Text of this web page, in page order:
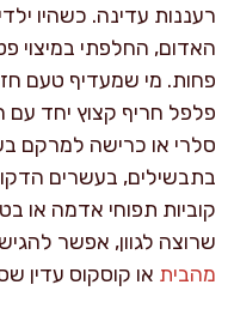
רעננות עדינה. כשהיו
האדום, החלפתי במיצוי
פחות. מי שמעדיף טעם
פלפל חריף קצוץ יחד
סלרי או כרישה למרקם
בתבשילים, בעשרים
קוביות תפוחי אדמה או
שרוצה לגוון, אפשר
מהבית או קוסקוס עדין